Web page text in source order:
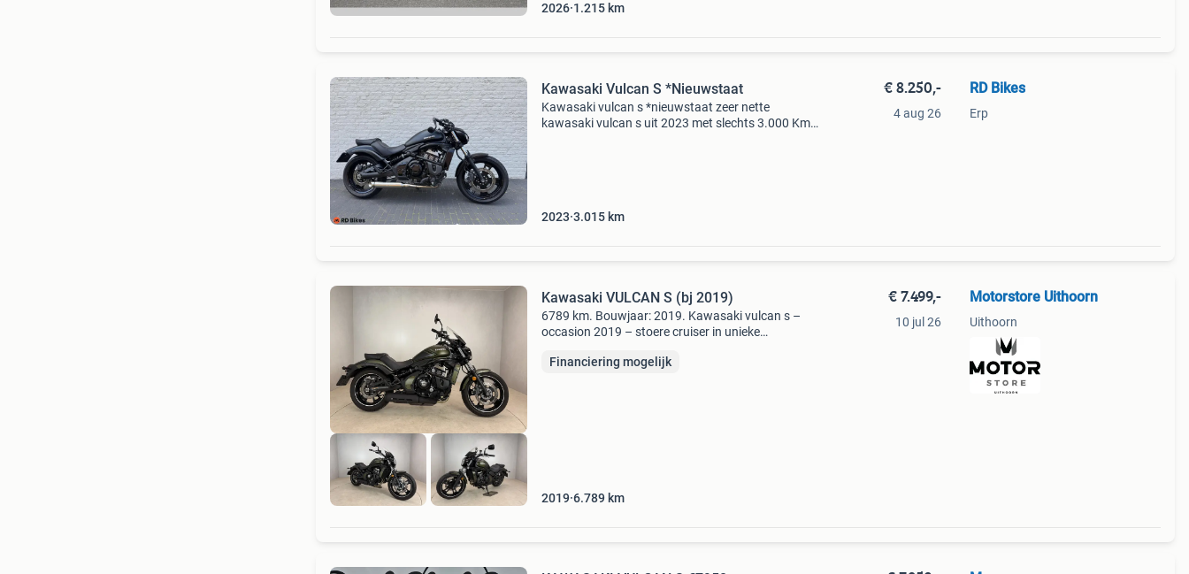
2026 1.215 km
Kawasaki Vulcan S *Nieuwstaat
Kawasaki vulcan s *nieuwstaat ​zeer nette
kawasaki vulcan s uit 2023 met slechts 3.000 Km
2023 3.015 km
€ 8.250,-
4 aug 26
RD Bikes
Erp
Kawasaki VULCAN S (bj 2019)
6789 km. Bouwjaar: 2019. Kawasaki vulcan s –
occasion 2019 – stoere cruiser in unieke
uitgevoerd in de stoere en unieke kleurstelling
Financiering mogelijk
2019 6.789 km
€ 7.499,-
10 jul 26
Motorstore Uithoorn
Uithoorn